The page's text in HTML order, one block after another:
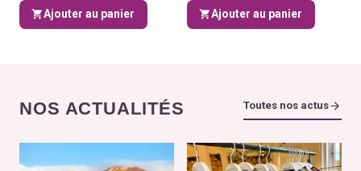
Ajouter au panier Ajouter au panier
NOS ACTUALITÉS Toutes nos actus